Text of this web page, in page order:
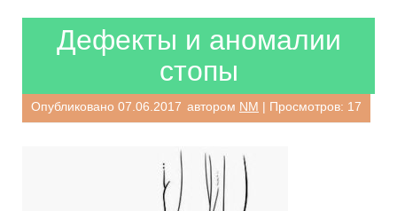
Дефекты и аномалии
стопы
Опубликовано 07.06.2017 автором NM | Просмотров: 17